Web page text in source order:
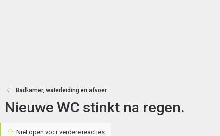
Badkamer, waterleiding en afvoer
Nieuwe WC stinkt na regen.
Niet open voor verdere reacties.